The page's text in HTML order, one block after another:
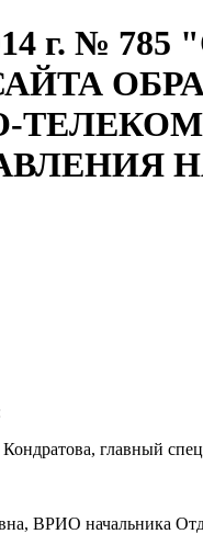
г. №
главный
ВРИО начальника